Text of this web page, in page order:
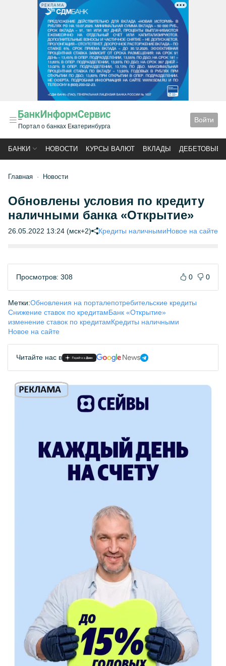
РЕКЛАМА
Портал о банках Екатеринбурга
Войти
БАНКИ НОВОСТИ КУРСЫ ВАЛЮТ ВКЛАДЫ ДЕБЕТОВЫЕ
Главная Новости
Обновлены условия по кредиту
наличными банка «Открытие»
26.05.2022 13:24 (мск+2) Кредиты наличнымиНовое на сайте
Просмотров: 308 0 0
Метки:Обновления на порталепотребительские кредиты
Снижение ставок по кредитамБанк «Открытие»
изменение ставок по кредитамКредиты наличными
Новое на сайте
Читайте нас в